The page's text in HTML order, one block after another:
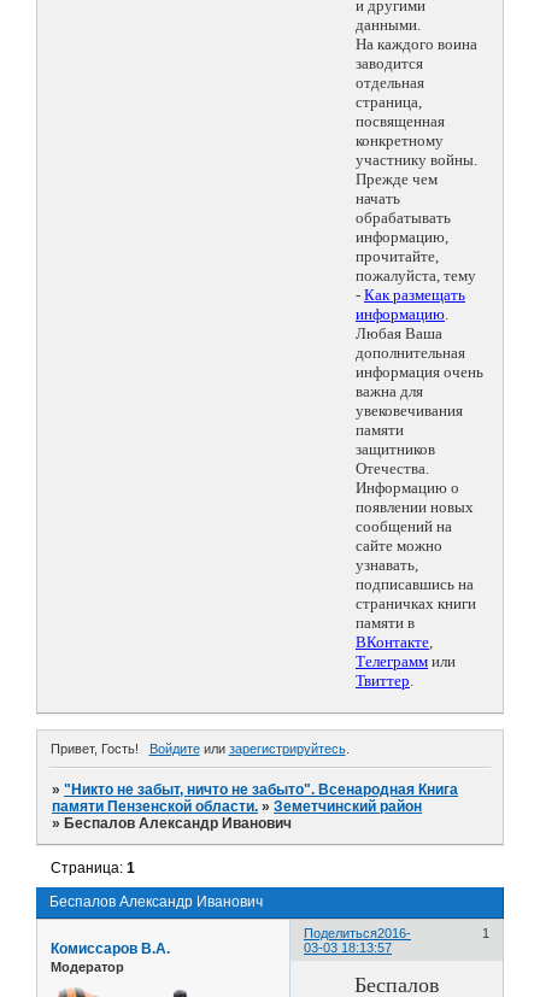
и другими
данными.
На каждого воина
заводится
отдельная
страница,
посвященная
конкретному
участнику войны.
Прежде чем
начать
обрабатывать
информацию,
прочитайте,
пожалуйста, тему
- Как размещать
информацию.
Любая Ваша
дополнительная
информация очень
важна для
увековечивания
памяти
защитников
Отечества.
Информацию о
появлении новых
сообщений на
сайте можно
узнавать,
подписавшись на
страничках книги
памяти в
ВКонтакте,
Телеграмм или
Твиттер.
Привет, Гость! Войдитеили зарегистрируйтесь.
»"Никто не забыт, ничто не забыто". Всенародная Книга
памяти Пензенской области. »Земетчинский район
» Беспалов Александр Иванович
Беспалов Александр Иванович
Страница:1
Поделиться 1
2016-
03-03 18:13:57
Комиссаров В.А.
Модератор
Беспалов